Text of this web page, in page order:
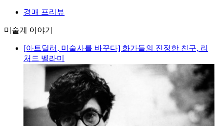
경매 프리뷰
미술계 이야기
[아트딜러, 미술사를 바꾸다] 화가들의 진정한 친구, 리
처드 벨라미